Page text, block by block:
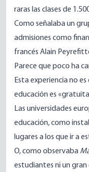
raras las clases de
Como señalaba un
admisiones como
francés Alain
Parece que poco ha
Esta experiencia no
educación es
Las universidades
educación, como
lugares a los que ir a
O, como observaba
estudiantes ni un gran